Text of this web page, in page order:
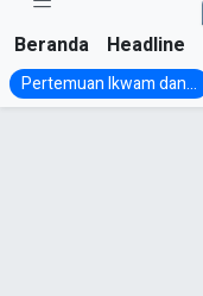
Beranda Headline
Pertemuan Ikwam dan...